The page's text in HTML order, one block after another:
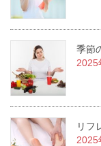
季節
2025
リフ
2025